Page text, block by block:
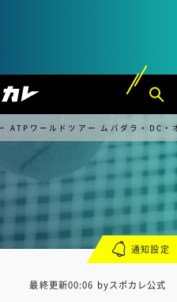
ATPワールドツアー ムバダラ・DC・
最終更新00:06 byスポカレ公式
通知設定